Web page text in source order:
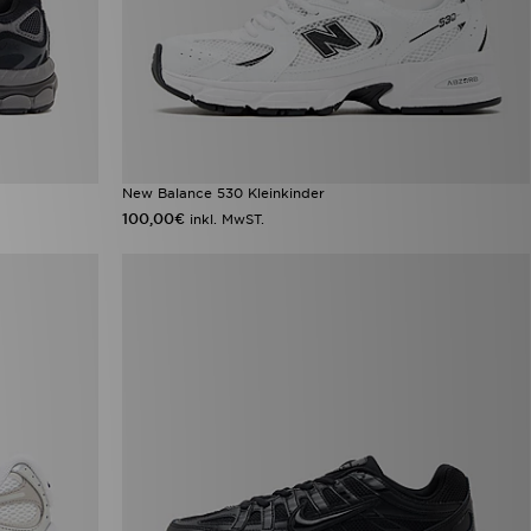
New Balance 530 Kleinkinder
100,00€ inkl. MwST.